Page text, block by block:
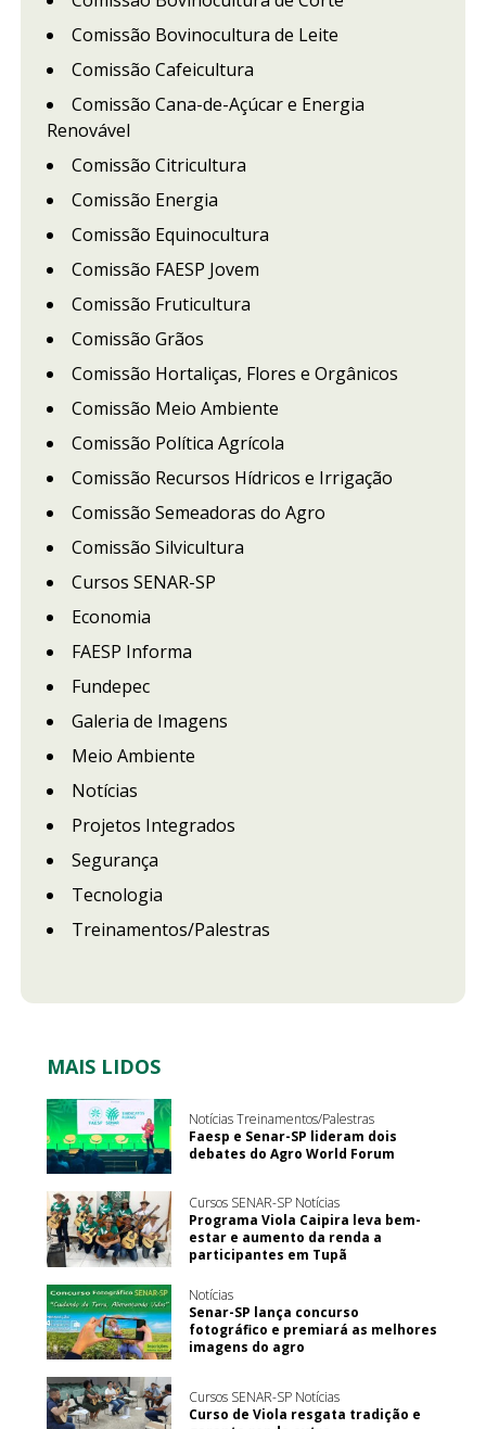
Comissão Bovinocultura de Leite
Comissão Cafeicultura
Comissão Cana-de-Açúcar e Energia
Renovável
Comissão Citricultura
Comissão Energia
Comissão Equinocultura
Comissão FAESP Jovem
Comissão Fruticultura
Comissão Grãos
Comissão Hortaliças, Flores e Orgânicos
Comissão Meio Ambiente
Comissão Política Agrícola
Comissão Recursos Hídricos e Irrigação
Comissão Semeadoras do Agro
Comissão Silvicultura
Cursos SENAR-SP
Economia
FAESP Informa
Fundepec
Galeria de Imagens
Meio Ambiente
Notícias
Projetos Integrados
Segurança
Tecnologia
Treinamentos/Palestras
MAIS LIDOS
Notícias Treinamentos/Palestras
Faesp e Senar-SP lideram dois
debates do Agro World Forum
Cursos SENAR-SP Notícias
Programa Viola Caipira leva bem-
estar e aumento da renda a
participantes em Tupã
Notícias
Senar-SP lança concurso
fotográfico e premiará as melhores
imagens do agro
Cursos SENAR-SP Notícias
Curso de Viola resgata tradição e